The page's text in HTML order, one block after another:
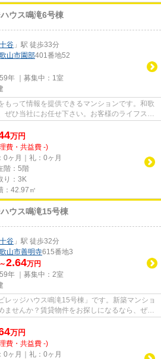
ウス鳴滝6号棟
谷 」駅 徒歩33分
山市園部401番地52
年 ｜募集中： 1室
もって情報を提供できるマンションです。和歌
ぜひ当社にお任せ下さい。お客様のライフスタ
万円
費・共益費 -)
0ヶ月｜礼：0ヶ月
階：5階
り：3K
：42.97㎡
ウス鳴滝15号棟
谷 」駅 徒歩32分
山市善明寺615番地3
2.64万円
年 ｜募集中： 2室
レッジハウス鳴滝15号棟」です。新築マンショ
ませんか？賃貸物件をお探しになるなら、ぜひ
万円
費・共益費 -)
0ヶ月｜礼：0ヶ月